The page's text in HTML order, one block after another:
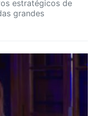
estratégicos de
grandes